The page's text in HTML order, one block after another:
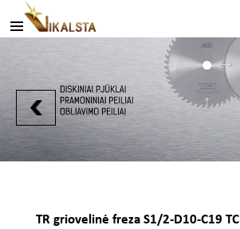
TR griovelinė freza S1/2-D10-C19 TC